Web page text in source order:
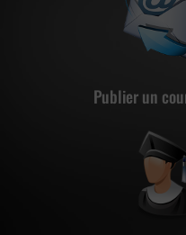
Publier un